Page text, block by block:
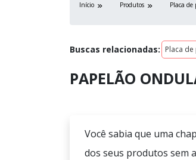
Início Produtos Placa de
Buscas relacionadas: Placa
PAPELÃO
Você sabia que uma
dos seus produtos sem